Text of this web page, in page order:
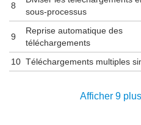
8
sous-processus
9
Reprise automatique des
téléchargements
10 Téléchargements multiples
Afficher 9